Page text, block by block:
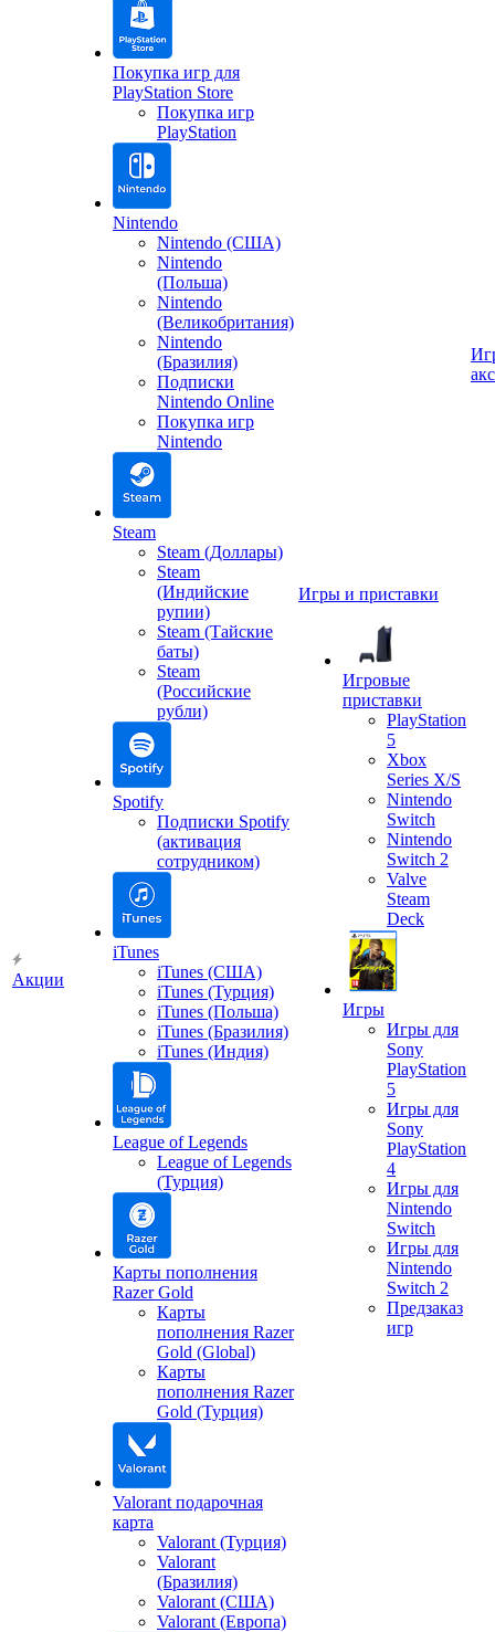
Акции
Покупка игр для
PlayStation Store
Покупка игр
PlayStation
Nintendo
Nintendo (США)
Nintendo
(Польша)
Nintendo
(Великобритания)
Nintendo
(Бразилия)
Подписки
Nintendo Online
Покупка игр
Nintendo
Steam
Steam (Доллары)
Steam
(Индийские
рупии)
Steam (Тайские
баты)
Steam
(Российские
рубли)
Spotify
Подписки Spotify
(активация
сотрудником)
iTunes
iTunes (США)
iTunes (Турция)
iTunes (Польша)
iTunes (Бразилия)
iTunes (Индия)
League of Legends
League of Legends
(Турция)
Карты пополнения
Razer Gold
Карты
пополнения Razer
Gold (Global)
Карты
пополнения Razer
Gold (Турция)
Valorant подарочная
карта
Valorant (Турция)
Valorant
(Бразилия)
Valorant (США)
Valorant (Европа)
Игры и приставки
Игровые
приставки
PlayStation
5
Xbox
Series X/S
Nintendo
Switch
Nintendo
Switch 2
Valve
Steam
Deck
Игры
Игры для
Sony
PlayStation
5
Игры для
Sony
PlayStation
4
Игры для
Nintendo
Switch
Игры для
Nintendo
Switch 2
Предзаказ
игр